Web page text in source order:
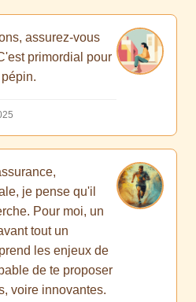
assurez-vous
primordial pour
je pense qu'il
Pour moi, un
tout un
les enjeux de
de te proposer
voire innovantes.